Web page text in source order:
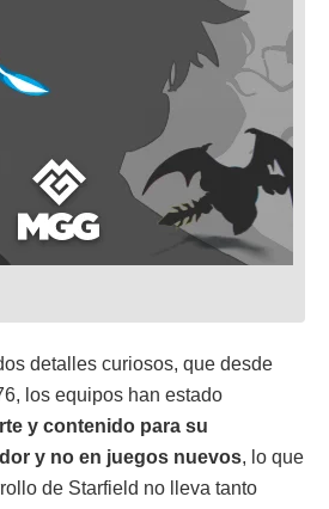
detalles curiosos, que desde
los equipos han estado
y contenido para su
y no en juegos nuevos, lo que
de Starfield no lleva tanto